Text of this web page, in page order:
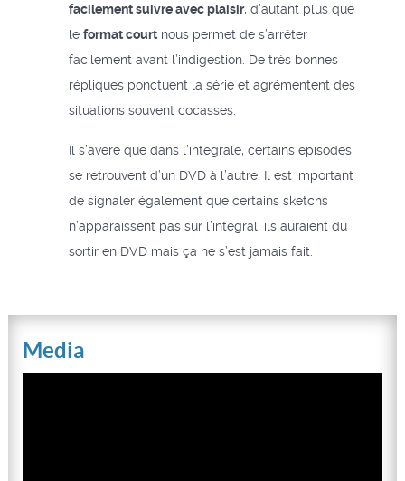
facilement suivre avec plaisir, d’autant plus que
le format courtnous permet de s’arrêter
facilement avant l’indigestion. De très bonnes
répliques ponctuent la série et agrémentent des
situations souvent cocasses.
Il s’avère que dans l’intégrale, certains épisodes
se retrouvent d’un DVD à l’autre. Il est important
de signaler également que certains sketchs
n’apparaissent pas sur l’intégral, ils auraient dû
sortir en DVD mais ça ne s’est jamais fait.
Media